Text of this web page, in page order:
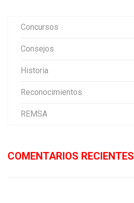
Concursos
Consejos
Historia
Reconocimientos
REMSA
COMENTARIOS RECIENTES